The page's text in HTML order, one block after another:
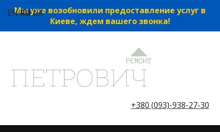
Мы уже возобновили предоставление услуг в
Киеве, ждем вашего звонка!
+380 (093)-938-27-30
ENRUUK